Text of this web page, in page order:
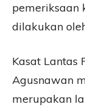
pemeriksaan
dilakukan
Kasat Lantas
Agusnawan
merupakan